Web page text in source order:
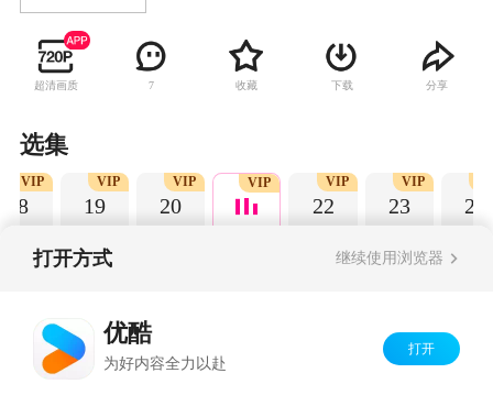
超清画质 7 收藏 下载 分享
选集
18
VIP
19
VIP
20
VIP VIP
22
VIP
23
VIP
24
打开方式 继续使用浏览器
优酷
为好内容全力以赴
打开